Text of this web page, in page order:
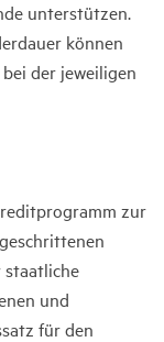
unterstützen.
können
der jeweiligen
zur
staatliche
und
für den